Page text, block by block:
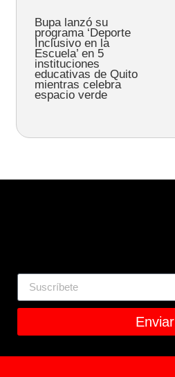
Bupa lanzó su
programa ‘Deporte
Inclusivo en la
Escuela’ en 5
instituciones
educativas de Quito
mientras celebra
espacio verde
Enviar